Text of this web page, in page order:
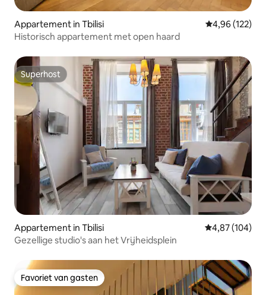
Appartement in Tbilisi Gemiddelde
4,96 (122)
Historisch appartement met open haard
Superhost
Superhost
Appartement in Tbilisi Gemiddelde
4,87 (104)
Gezellige studio's aan het Vrijheidsplein
Favoriet van gasten
Favoriet van gasten